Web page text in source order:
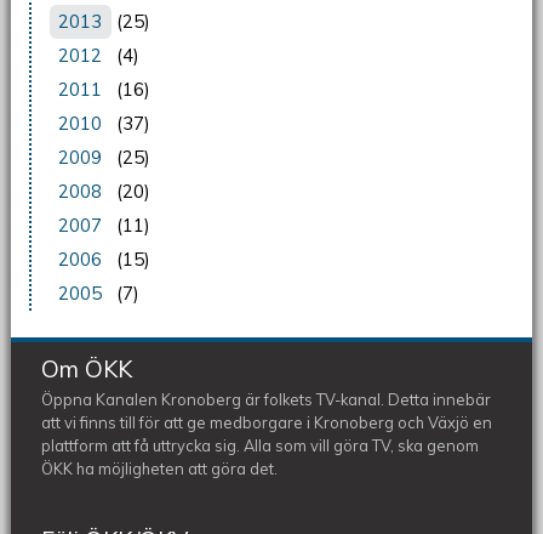
2013
(25)
2012
(4)
2011
(16)
2010
(37)
2009
(25)
2008
(20)
2007
(11)
2006
(15)
2005
(7)
Om ÖKK
Öppna Kanalen Kronoberg är folkets TV-kanal. Detta innebär
att vi finns till för att ge medborgare i Kronoberg och Växjö en
plattform att få uttrycka sig. Alla som vill göra TV, ska genom
ÖKK ha möjligheten att göra det.